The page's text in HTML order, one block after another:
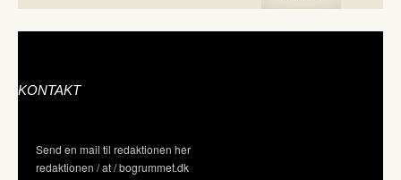
KONTAKT
Send en mail til redaktionen her
redaktionen / at / bogrummet.dk